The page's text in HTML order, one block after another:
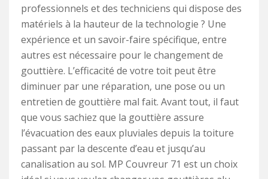
professionnels et des techniciens qui dispose des
matériels à la hauteur de la technologie ? Une
expérience et un savoir-faire spécifique, entre
autres est nécessaire pour le changement de
gouttière. L’efficacité de votre toit peut être
diminuer par une réparation, une pose ou un
entretien de gouttière mal fait. Avant tout, il faut
que vous sachiez que la gouttière assure
l’évacuation des eaux pluviales depuis la toiture
passant par la descente d’eau et jusqu’au
canalisation au sol. MP Couvreur 71 est un choix